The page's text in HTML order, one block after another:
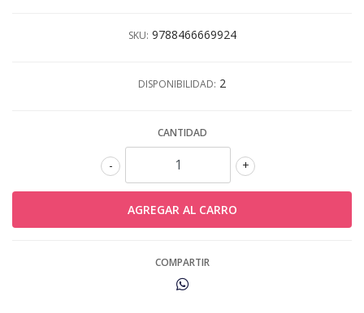
SKU: 9788466669924
DISPONIBILIDAD: 2
CANTIDAD
+
-
COMPARTIR